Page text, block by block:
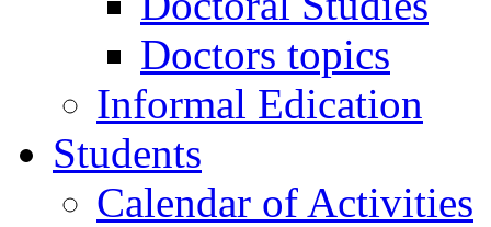
Doctors topics
Informal Edication
Students
Calendar of Activities